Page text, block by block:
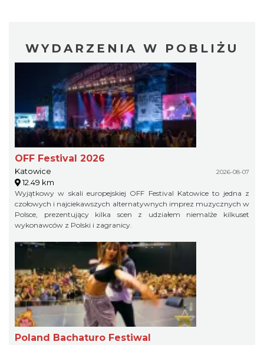
WYDARZENIA W POBLIŻU
OFF Festival 2026
Katowice 2026-08-07
12.49 km
Wyjątkowy w skali europejskiej OFF Festival Katowice to jedna z
czołowych i najciekawszych alternatywnych imprez muzycznych w
Polsce, prezentujący kilka scen z udziałem niemalże kilkuset
wykonawców z Polski i zagranicy.
Poland Bachaturo Festiwal